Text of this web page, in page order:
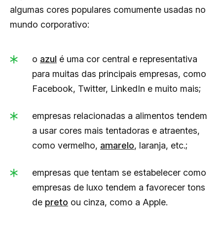
algumas cores populares comumente usadas no
mundo corporativo:
o azul é uma cor central e representativa
para muitas das principais empresas, como
Facebook, Twitter, LinkedIn e muito mais;
empresas relacionadas a alimentos tendem
a usar cores mais tentadoras e atraentes,
como vermelho, amarelo, laranja, etc.;
empresas que tentam se estabelecer como
empresas de luxo tendem a favorecer tons
de preto ou cinza, como a Apple.